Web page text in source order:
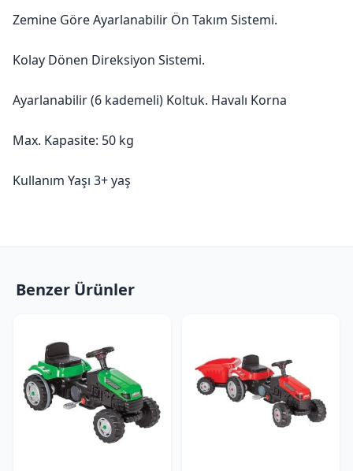
Zemine Göre Ayarlanabilir Ön Takım Sistemi.
Kolay Dönen Direksiyon Sistemi.
Ayarlanabilir (6 kademeli) Koltuk. Havalı Korna
Max. Kapasite: 50 kg
Kullanım Yaşı 3+ yaş
Benzer Ürünler